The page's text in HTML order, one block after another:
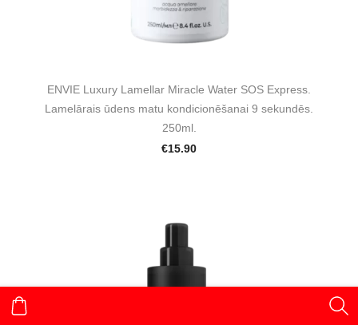
ENVIE Luxury Lamellar Miracle Water SOS Express.
Lamelārais ūdens matu kondicionēšanai 9 sekundēs.
250ml.
€15.90